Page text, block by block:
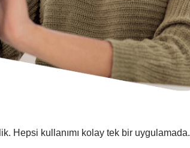
Hepsi kullanımı kolay tek bir uygulamada.